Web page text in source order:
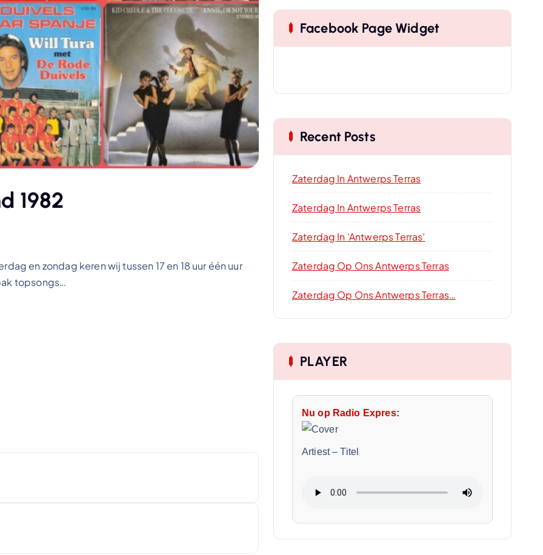
1982
en zondag keren wij tussen 17 en 18 uur één uur
topsongs…
Facebook Page Widget
Recent Posts
Zaterdag In Antwerps Terras
Zaterdag In Antwerps Terras
Zaterdag In ‘Antwerps Terras’
Zaterdag Op Ons Antwerps Terras
Zaterdag Op Ons Antwerps Terras…
PLAYER
Nu op Radio Expres:
Artiest–Titel